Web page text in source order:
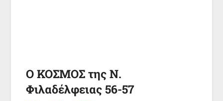
Ο ΚΟΣΜΟΣ της Ν.
Φιλαδέλφειας 56-57